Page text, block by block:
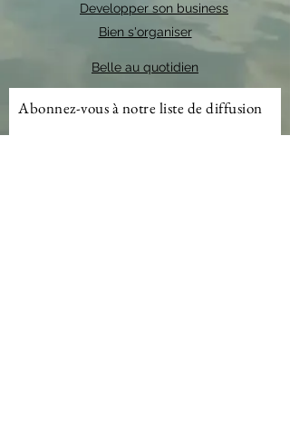
Developper son business
Bien s'organiser
Belle au quotidien
Abonnez-vous à notre liste de diffusion